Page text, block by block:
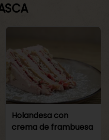
Holandesa con
crema de frambuesa